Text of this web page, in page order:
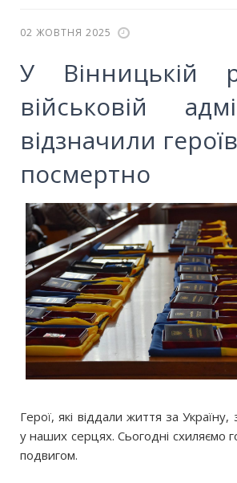
02 ЖОВТНЯ 2025
У Вінницькій
військовій
відзначили
посмертно
Герої, які віддали життя за
у наших серцях. Сьогодні схиляємо
подвигом.